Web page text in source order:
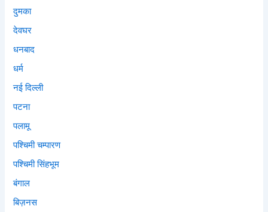
दुमका
देवघर
धनबाद
धर्म
नई दिल्ली
पटना
पलामू
पश्चिमी चम्पारण
पश्चिमी सिंहभूम
बंगाल
बिज़नस